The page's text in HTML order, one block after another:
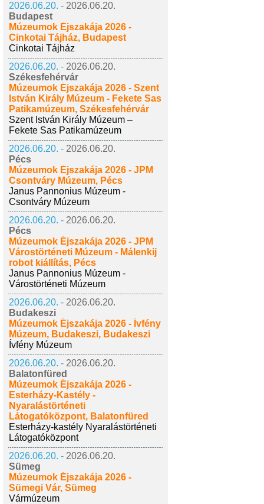
2026.06.20. - 2026.06.20.
Budapest
Múzeumok Éjszakája 2026 -
Cinkotai Tájház, Budapest
Cinkotai Tájház
2026.06.20. - 2026.06.20.
Székesfehérvár
Múzeumok Éjszakája 2026 - Szent
István Király Múzeum - Fekete Sas
Patikamúzeum, Székesfehérvár
Szent István Király Múzeum –
Fekete Sas Patikamúzeum
2026.06.20. - 2026.06.20.
Pécs
Múzeumok Éjszakája 2026 - JPM
Csontváry Múzeum, Pécs
Janus Pannonius Múzeum -
Csontváry Múzeum
2026.06.20. - 2026.06.20.
Pécs
Múzeumok Éjszakája 2026 - JPM
Várostörténeti Múzeum - Málenkij
robot kiállítás, Pécs
Janus Pannonius Múzeum -
Várostörténeti Múzeum
2026.06.20. - 2026.06.20.
Budakeszi
Múzeumok Éjszakája 2026 - Ívfény
Múzeum, Budakeszi, Budakeszi
Ívfény Múzeum
2026.06.20. - 2026.06.20.
Balatonfüred
Múzeumok Éjszakája 2026 -
Esterházy-Kastély -
Nyaralástörténeti
Látogatóközpont, Balatonfüred
Esterházy-kastély Nyaralástörténeti
Látogatóközpont
2026.06.20. - 2026.06.20.
Sümeg
Múzeumok Éjszakája 2026 -
Sümegi Vár, Sümeg
Vármúzeum